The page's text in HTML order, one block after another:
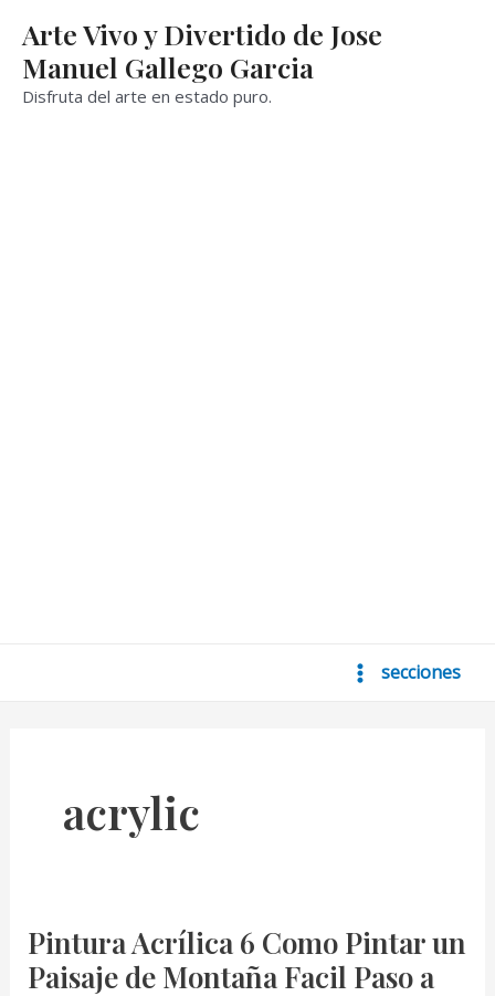
contenido
Arte Vivo y Divertido de Jose
Manuel Gallego Garcia
Disfruta del arte en estado puro.
Main
secciones
acrylic
Pintura Acrílica 6 Como Pintar un
Paisaje de Montaña Facil Paso a